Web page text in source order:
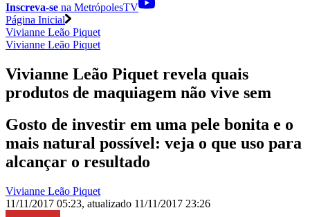
Inscreva-se na MetrópolesTV
Página Inicial
Vivianne Leão Piquet
Vivianne Leão Piquet
Vivianne Leão Piquet revela quais
produtos de maquiagem não vive sem
Gosto de investir em uma pele bonita e o
mais natural possível: veja o que uso para
alcançar o resultado
Vivianne Leão Piquet
11/11/2017 05:23, atualizado 11/11/2017 23:26